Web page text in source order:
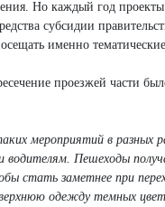
Но каждый год проекты
субсидии
именно
проезжей части
мероприятий в разных
водителям. Пешеходы
стать заметнее при
одежду темных